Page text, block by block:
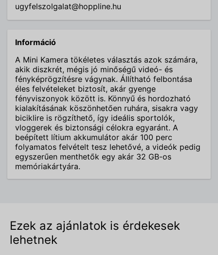
ugyfelszolgalat@hoppline.hu
Információ
A Mini Kamera tökéletes választás azok számára,
akik diszkrét, mégis jó minőségű videó- és
fényképrögzítésre vágynak. Állítható felbontása
éles felvételeket biztosít, akár gyenge
fényviszonyok között is. Könnyű és hordozható
kialakításának köszönhetően ruhára, sisakra vagy
biciklire is rögzíthető, így ideális sportolók,
vloggerek és biztonsági célokra egyaránt. A
beépített lítium akkumulátor akár 100 perc
folyamatos felvételt tesz lehetővé, a videók pedig
egyszerűen menthetők egy akár 32 GB-os
memóriakártyára.
Ezek az ajánlatok is érdekesek
lehetnek